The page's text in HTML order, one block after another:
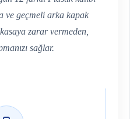
ve geçmeli arka kapak
zarar vermeden,
sağlar.